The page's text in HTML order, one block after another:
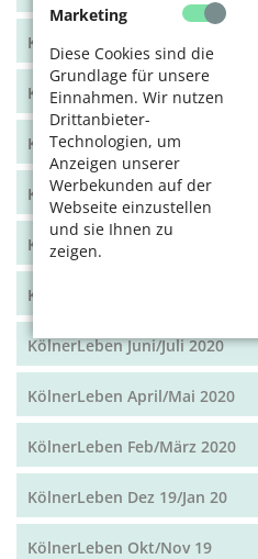
Marketing
Diese Cookies sind die
Grundlage für unsere
Einnahmen. Wir nutzen
Drittanbieter-
Technologien, um
Anzeigen unserer
Werbekunden auf der
Webseite einzustellen
und sie Ihnen zu
zeigen.
KölnerLeben Juni/Juli 2021
KölnerLeben April/Mai 2021
KölnerLeben Feb/März 2021
KölnerLeben Dez 20/Jan 21
KölnerLeben Okt/Nov 2020
KölnerLeben Aug/Sept 2020
KölnerLeben Juni/Juli 2020
KölnerLeben April/Mai 2020
KölnerLeben Feb/März 2020
KölnerLeben Dez 19/Jan 20
KölnerLeben Okt/Nov 19